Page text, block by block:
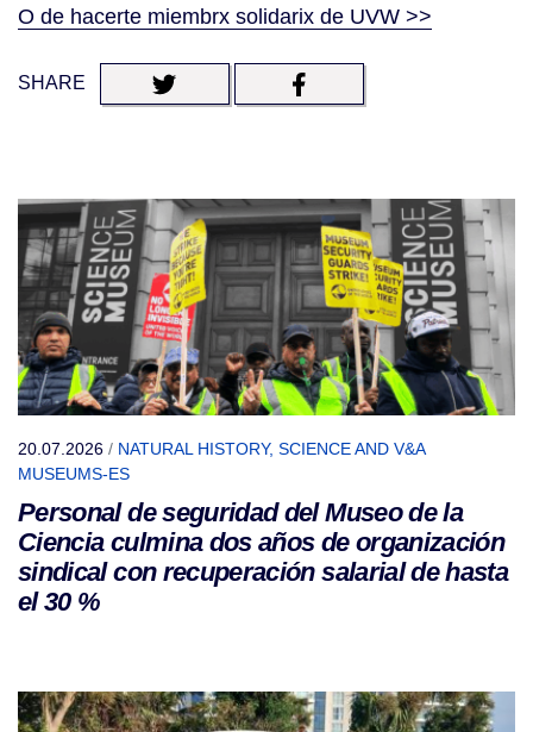
O de hacerte miembrx solidarix de UVW >>
SHARE
20.07.2026 / NATURAL HISTORY, SCIENCE AND V&A
MUSEUMS-ES
Personal de seguridad del Museo de la
Ciencia culmina dos años de organización
sindical con recuperación salarial de hasta
el 30 %